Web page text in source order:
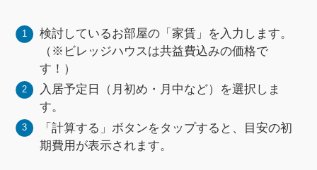
検討しているお部屋の「家賃」を入力します。
（※ビレッジハウスは共益費込みの価格で
す！）
入居予定日（月初め・月中など）を選択しま
す。
「計算する」ボタンをタップすると、目安の初
期費用が表示されます。